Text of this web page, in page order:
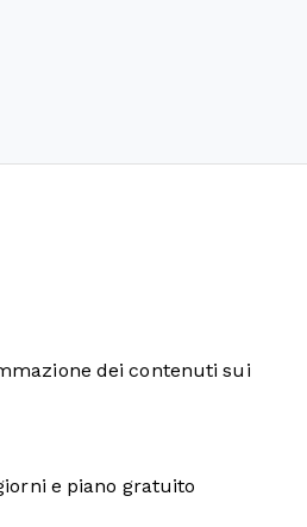
dei contenuti sui
e piano gratuito